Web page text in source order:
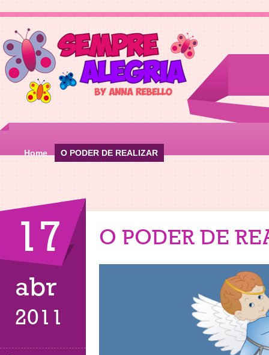
Home O PODER DE REALIZAR
17
abr
2011
O PODER DE